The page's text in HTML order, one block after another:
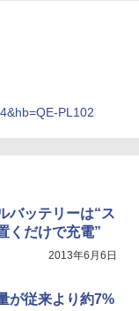
PL102
バッテリーは“ス
くだけで充電”
2013年6月6日
が従来より約7%